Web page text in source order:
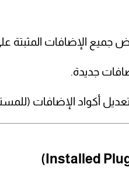
جميع الإضافات المثبتة
جديدة.
أكواد الإضافات